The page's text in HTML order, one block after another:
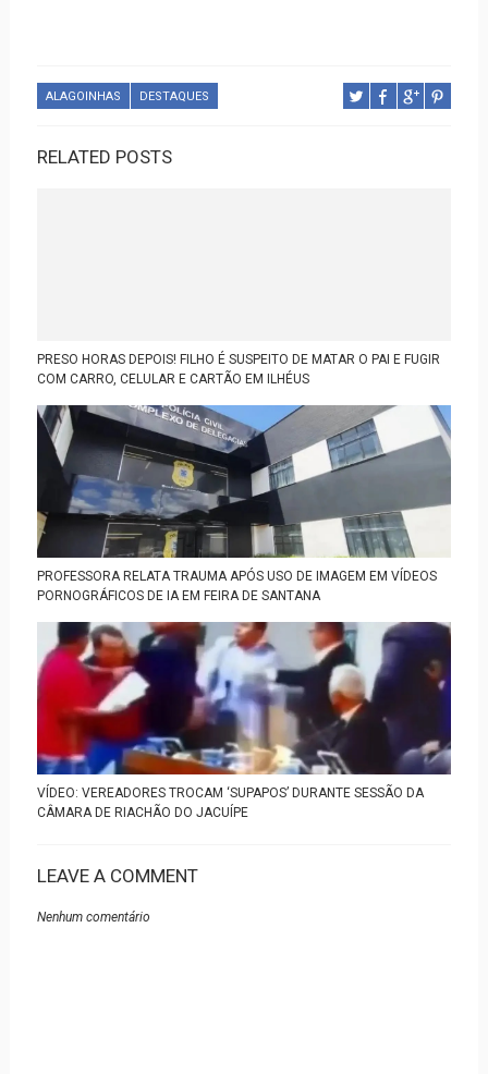
ALAGOINHAS DESTAQUES
RELATED POSTS
PRESO HORAS DEPOIS! FILHO É SUSPEITO DE MATAR O PAI E FUGIR
COM CARRO, CELULAR E CARTÃO EM ILHÉUS
PROFESSORA RELATA TRAUMA APÓS USO DE IMAGEM EM VÍDEOS
PORNOGRÁFICOS DE IA EM FEIRA DE SANTANA
VÍDEO: VEREADORES TROCAM ‘SUPAPOS’ DURANTE SESSÃO DA
CÂMARA DE RIACHÃO DO JACUÍPE
LEAVE A COMMENT
Nenhum comentário